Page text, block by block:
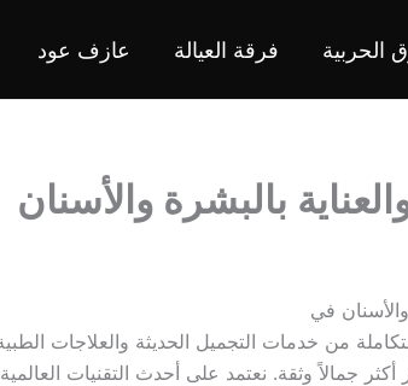
الحربية فرقة العيالة عازف عود
بالبشرة والأسنان
في
من خدمات التجميل الحديثة والعلاجات
جمالاً وثقة. نعتمد على أحدث التقنيات